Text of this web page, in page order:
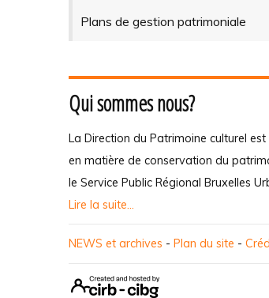
Plans de gestion patrimoniale
Qui sommes nous?
La Direction du Patrimoine culturel
en matière de conservation du
le Service Public Régional Bruxelles
Lire la suite...
NEWS et archives - Plan du site -